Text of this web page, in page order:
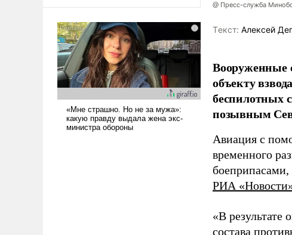
псевдонаучной фантастики,
стало всерьез обсуждаемой
идеей.
@ Пресс-служба
Tекст: Алексей
Вооруженные
объекту
беспилотных
позывным
Авиация с
временного
РИА
«В результате
состава